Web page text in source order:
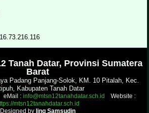
Tanah Datar, Provinsi Sumatera
Barat
Padang Panjang-Solok, KM. 10 Pitalah, Kec.
Kabupaten Tanah Datar
eMail : info@mtsn12tanahdatar.sch.id
Website :
mtsn12tanahdatar.sch.id
Designed by Iing Samsudin